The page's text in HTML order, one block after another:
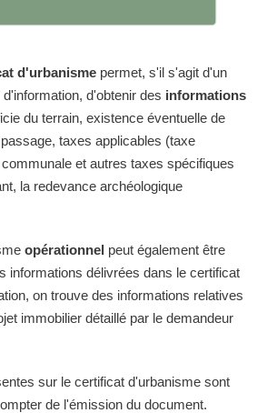
d'urbanisme permet, s'il s'agit d'un
d'obtenir des informations
du terrain, existence éventuelle de
taxes applicables (taxe
et autres taxes spécifiques
la redevance archéologique
opérationnel peut également être
informations délivrées dans le certificat
on trouve des informations relatives
immobilier détaillé par le demandeur
sur le certificat d'urbanisme sont
de l'émission du document.